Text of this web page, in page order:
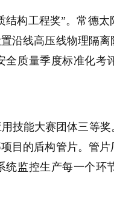
结构工程奖”。常德
沿线高压线物理隔
质量季度标准化考
技能大赛团体三等
目的盾构管片。管片
监控生产每一个环